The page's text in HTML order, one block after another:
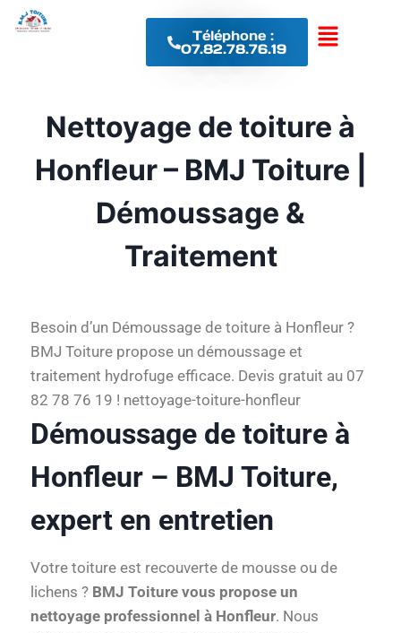
Téléphone :
07.82.78.76.19
Nettoyage de toiture à
Honfleur – BMJ Toiture |
Démoussage &
Traitement
Besoin d’un Démoussage de toiture à Honfleur ?
BMJ Toiture propose un démoussage et
traitement hydrofuge efficace. Devis gratuit au 07
82 78 76 19 ! nettoyage-toiture-honfleur
Démoussage de toiture à
Honfleur – BMJ Toiture,
expert en entretien
Votre toiture est recouverte de mousse ou de
lichens ? BMJ Toiture vous propose un
nettoyage professionnel à Honfleur. Nous